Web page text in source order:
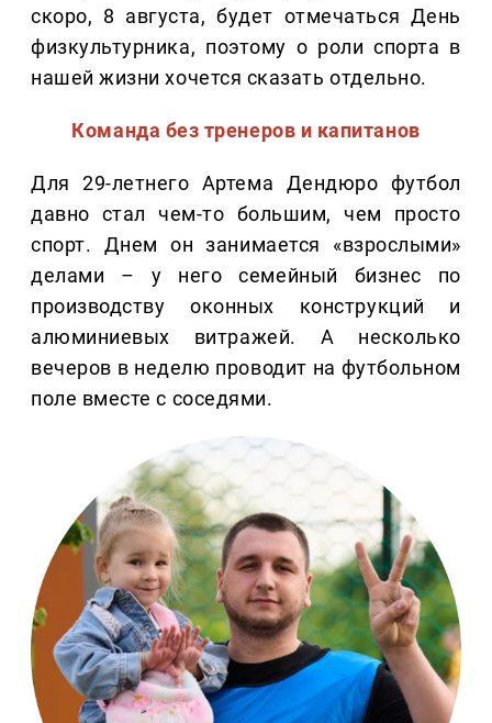
скоро, 8 августа, будет отмечаться День
физкультурника, поэтому о роли спорта в
нашей жизни хочется сказать отдельно.
Команда без тренеров и капитанов
Для 29-летнего Артема Дендюро футбол
давно стал чем-то большим, чем просто
спорт. Днем он занимается «взрослыми»
делами – у него семейный бизнес по
производству оконных конструкций и
алюминиевых витражей. А несколько
вечеров в неделю проводит на футбольном
поле вместе с соседями.